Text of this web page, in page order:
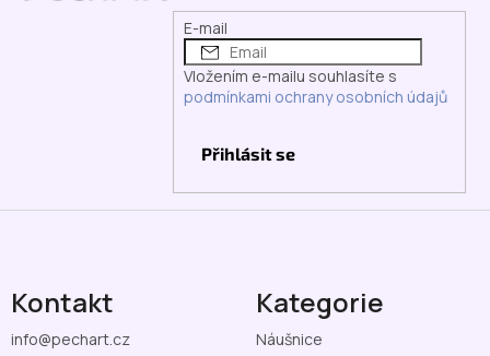
E-mail
Vložením e-mailu souhlasíte s
podmínkami ochrany osobních údajů
Přihlásit se
Kontakt
info@pechart.cz
Kategorie
Náušnice